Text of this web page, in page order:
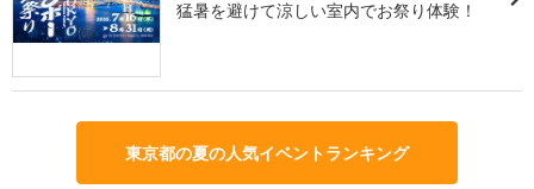
猛暑を避けて涼しい室内でお祭り体験！
東京都の夏の人気イベントランキング